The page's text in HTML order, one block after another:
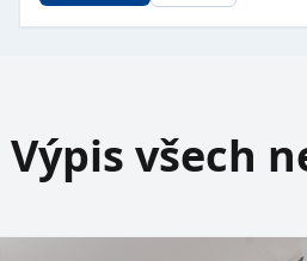
Výpis všech